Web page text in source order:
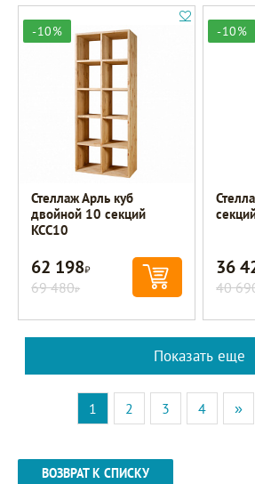
-10%
Стеллаж Арль куб
двойной 10 секций
KCC10
62 198Р
69 480Р
-10%
36
40
Показать еще
1 2 3 4 »
ВОЗВРАТ К СПИСКУ